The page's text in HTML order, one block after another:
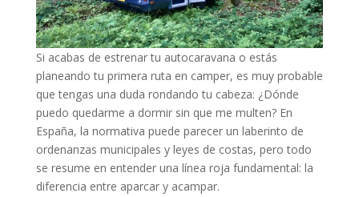
Si acabas de estrenar tu autocaravana o estás
planeando tu primera ruta en camper, es muy probable
que tengas una duda rondando tu cabeza: ¿Dónde
puedo quedarme a dormir sin que me multen? En
España, la normativa puede parecer un laberinto de
ordenanzas municipales y leyes de costas, pero todo
se resume en entender una línea roja fundamental: la
diferencia entre aparcar y acampar.